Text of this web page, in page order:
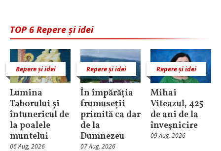
TOP 6 Repere și idei
Repere și idei
Lumina
Taborului și
întunericul de
la poalele
muntelui
06 Aug, 2026
Repere și idei
În împărăția
frumuseții
primită ca dar
de la
Dumnezeu
07 Aug, 2026
Repere și idei
Mihai
Viteazul, 425
de ani de la
înveșnicire
09 Aug, 2026